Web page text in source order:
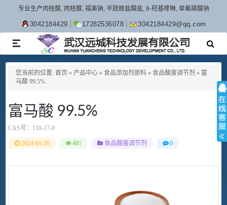
专业生产肉桂酸, 肉桂醛, 福美钠, 半胱胺盐酸盐, 8-羟基喹啉, 单氟磷酸钠
3042184429 17282536078 3042184429@qq.com
TOGGLE
NAVIGATION
您当前的位置: 首页 » 产品中心 » 食品添加剂原料 » 食品酸度调节剂 » 富
马酸 99.5%
富马酸 99.5%
CAS号： 110-17-8
2024-01-26 481 食品酸度调节剂 0